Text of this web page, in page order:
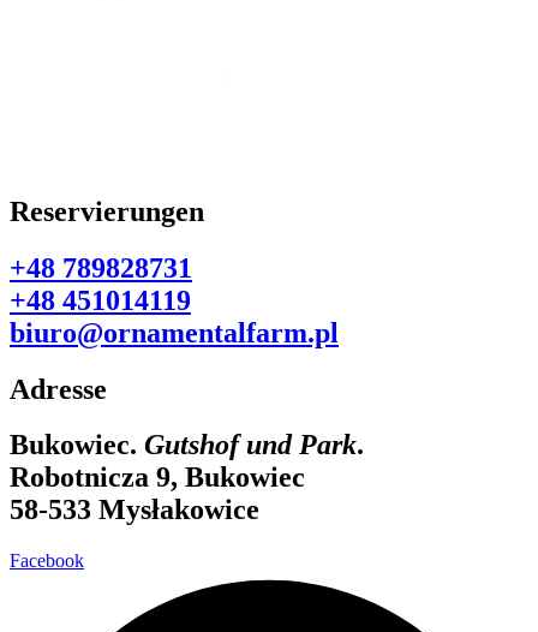
Reservierungen
+48 789828731
+48 451014119
biuro@ornamentalfarm.pl
Adresse
Bukowiec. Gutshof und Park.
Robotnicza 9, Bukowiec
58-533 Mysłakowice
Facebook